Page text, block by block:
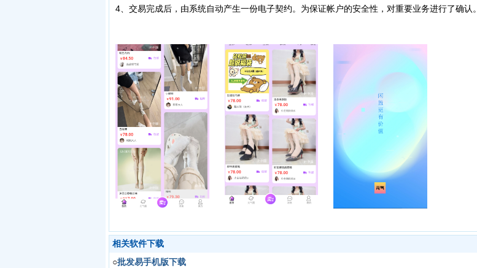
4、交易完成后，由系统自动产生一份电子契约。为保证帐户的安全性，对重要业务进行了确认。
相关软件下载
○批发易手机版下载